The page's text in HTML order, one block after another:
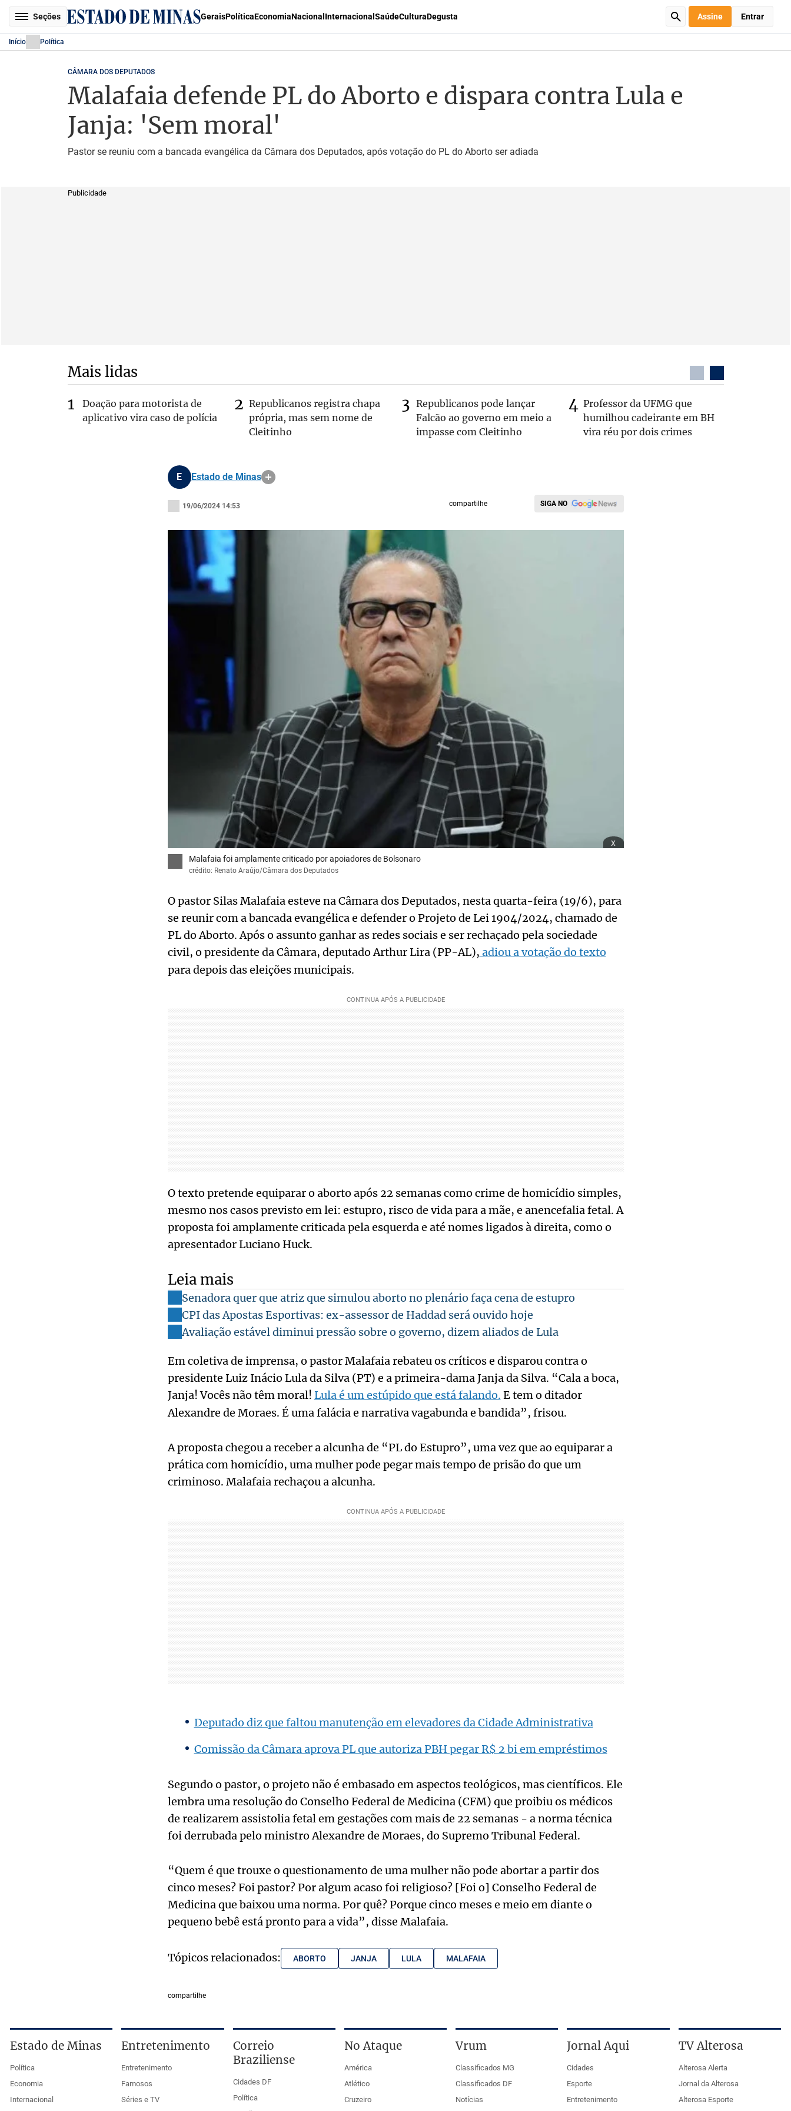
Seções GeraisPolíticaEconomiaNacional Internacional SaúdeCulturaDegusta Assine Entrar
Início Política
CÂMARA DOS DEPUTADOS
Malafaia defende PL do Aborto e dispara contra Lula e
Janja: 'Sem moral'
Pastor se reuniu com a bancada evangélica da Câmara dos Deputados, após votação do PL do Aborto ser adiada
Publicidade
Mais lidas
Doação para motorista de
aplicativo vira caso de polícia
Republicanos registra chapa
própria, mas sem nome de
Cleitinho
Republicanos pode lançar
Falcão ao governo em meio a
impasse com Cleitinho
Professor da UFMG que
humilhou cadeirante em BH
vira réu por dois crimes
E Estado de Minas
19/06/2024 14:53 compartilhe SIGA NO
x
Malafaia foi amplamente criticado por apoiadores de Bolsonaro
crédito: Renato Araújo/Câmara dos Deputados
O pastor Silas Malafaia esteve na Câmara dos Deputados, nesta quarta-feira (19/6), para
se reunir com a bancada evangélica e defender o Projeto de Lei 1904/2024, chamado de
PL do Aborto. Após o assunto ganhar as redes sociais e ser rechaçado pela sociedade
civil, o presidente da Câmara, deputado Arthur Lira (PP-AL), adiou a votação do texto
para depois das eleições municipais.
O texto pretende equiparar o aborto após 22 semanas como crime de homicídio simples,
mesmo nos casos previsto em lei: estupro, risco de vida para a mãe, e anencefalia fetal. A
proposta foi amplamente criticada pela esquerda e até nomes ligados à direita, como o
apresentador Luciano Huck.
Leia mais
Senadora quer que atriz que simulou aborto no plenário faça cena de estupro
CPI das Apostas Esportivas: ex-assessor de Haddad será ouvido hoje
Avaliação estável diminui pressão sobre o governo, dizem aliados de Lula
Em coletiva de imprensa, o pastor Malafaia rebateu os críticos e disparou contra o
presidente Luiz Inácio Lula da Silva (PT) e a primeira-dama Janja da Silva. “Cala a boca,
Janja! Vocês não têm moral! Lula é um estúpido que está falando. E tem o ditador
Alexandre de Moraes. É uma falácia e narrativa vagabunda e bandida”, frisou.
A proposta chegou a receber a alcunha de “PL do Estupro”, uma vez que ao equiparar a
prática com homicídio, uma mulher pode pegar mais tempo de prisão do que um
criminoso. Malafaia rechaçou a alcunha.
Deputado diz que faltou manutenção em elevadores da Cidade Administrativa
Comissão da Câmara aprova PL que autoriza PBH pegar R$ 2 bi em empréstimos
Segundo o pastor, o projeto não é embasado em aspectos teológicos, mas científicos. Ele
lembra uma resolução do Conselho Federal de Medicina (CFM) que proibiu os médicos
de realizarem assistolia fetal em gestações com mais de 22 semanas - a norma técnica
foi derrubada pelo ministro Alexandre de Moraes, do Supremo Tribunal Federal.
“Quem é que trouxe o questionamento de uma mulher não pode abortar a partir dos
cinco meses? Foi pastor? Por algum acaso foi religioso? [Foi o] Conselho Federal de
Medicina que baixou uma norma. Por quê? Porque cinco meses e meio em diante o
pequeno bebê está pronto para a vida”, disse Malafaia.
Tópicos relacionados: ABORTO JANJA LULA MALAFAIA
compartilhe
Estado de Minas
Política
Economia
Internacional
Entretenimento
Entretenimento
Famosos
Séries e TV
Correio
Braziliense
Cidades DF
Política
No Ataque
América
Atlético
Cruzeiro
Vrum
Classificados MG
Classificados DF
Notícias
Jornal Aqui
Cidades
Esporte
Entretenimento
TV Alterosa
Alterosa Alerta
Jornal da Alterosa
Alterosa Esporte